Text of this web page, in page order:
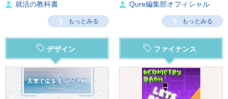
就活の教科書
もっとみる
Qure編集部オフィシャル
もっとみる
デザイン ファイナンス